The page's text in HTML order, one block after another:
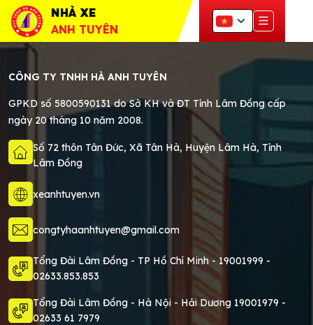
NHÀ XE
ANH TUYÊN
CÔNG TY TNHH HÀ ANH TUYÊN
GPKD số 5800590131 do Sở KH và ĐT Tỉnh Lâm Đồng cấp
ngày 20 tháng 10 năm 2008.
Số 72 thôn Tân Đức, Xã Tân Hà, Huyện Lâm Hà, Tỉnh
Lâm Đồng
xeanhtuyen.vn
congtyhaanhtuyen@gmail.com
Tổng Đài Lâm Đồng - TP Hồ Chí Minh - 19001999 -
02633.853.853
Tổng Đài Lâm Đồng - Hà Nội - Hải Dương 19001979 -
02633 61 7979